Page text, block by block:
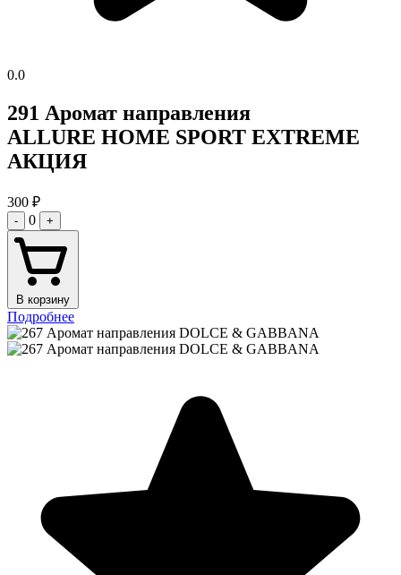
0.0
291 Аромат направления
ALLURE HOME SPORT EXTREME
АКЦИЯ
300 ₽
- 0 +
В корзину
Подробнее